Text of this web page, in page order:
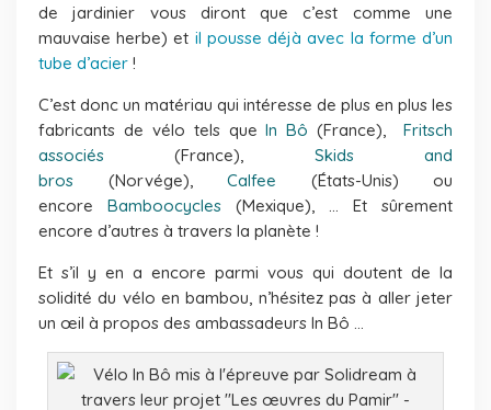
de jardinier vous diront que c’est comme une
mauvaise herbe) et il pousse déjà avec la forme d’un
tube d’acier !
C’est donc un matériau qui intéresse de plus en plus les
fabricants de vélo tels queIn Bô(France),Fritsch
associés (France), Skids and
bros (Norvége), Calfee (États-Unis) ou
encore Bamboocycles (Mexique), … Et sûrement
encore d’autres à travers la planète !
Et s’il y en a encore parmi vous qui doutent de la
solidité du vélo en bambou, n’hésitez pas à aller jeter
un œil à propos des ambassadeurs In Bô …